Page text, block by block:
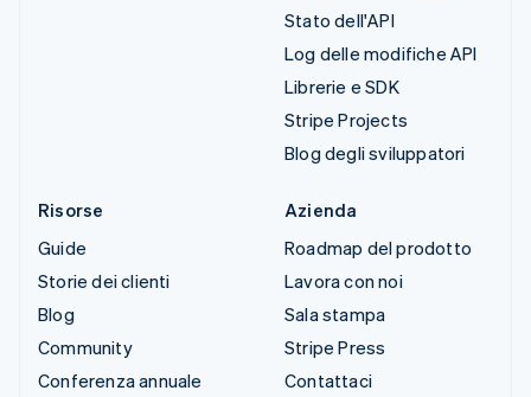
Stato dell'API
Log delle modifiche API
Librerie e SDK
Stripe Projects
Blog degli sviluppatori
Risorse
Guide
Storie dei clienti
Blog
Community
Conferenza annuale
Azienda
Roadmap del prodotto
Lavora con noi
Sala stampa
Stripe Press
Contattaci